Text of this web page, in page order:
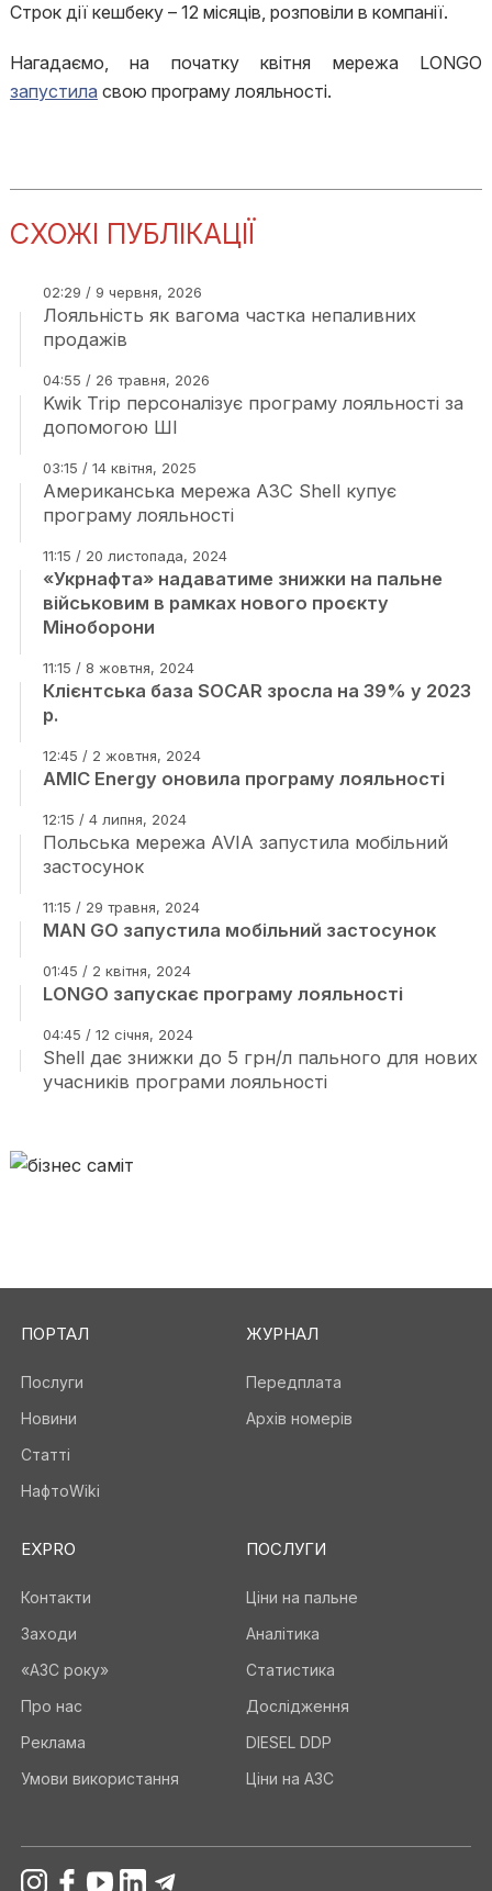
Строк дії кешбеку – 12 місяців, розповіли в компанії.
Нагадаємо, на початку квітня мережа LONGO
запустила свою програму лояльності.
СХОЖІ ПУБЛІКАЦІЇ
02:29 / 9 червня, 2026
Лояльність як вагома частка непаливних
продажів
04:55 / 26 травня, 2026
Kwik Trip персоналізує програму лояльності за
допомогою ШІ
03:15 / 14 квітня, 2025
Американська мережа АЗС Shell купує
програму лояльності
11:15 / 20 листопада, 2024
«Укрнафта» надаватиме знижки на пальне
військовим в рамках нового проєкту
Міноборони
11:15 / 8 жовтня, 2024
Клієнтська база SOCAR зросла на 39% у 2023
р.
12:45 / 2 жовтня, 2024
AMIC Energy оновила програму лояльності
12:15 / 4 липня, 2024
Польська мережа AVIA запустила мобільний
застосунок
11:15 / 29 травня, 2024
MAN GO запустила мобільний застосунок
01:45 / 2 квітня, 2024
LONGO запускає програму лояльності
04:45 / 12 січня, 2024
Shell дає знижки до 5 грн/л пального для нових
учасників програми лояльності
ПОРТАЛ
Послуги
Новини
Статті
НафтоWiki
ЖУРНАЛ
Передплата
Архів номерів
EXPRO
Контакти
Заходи
«АЗС року»
Про нас
Реклама
Умови використання
ПОСЛУГИ
Ціни на пальне
Аналітика
Статистика
Дослідження
DIESEL DDP
Ціни на АЗС